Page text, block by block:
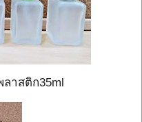
าสติก35ml